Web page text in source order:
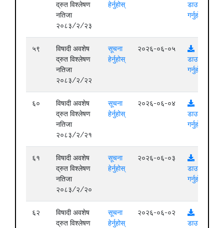
द्रुत विश्लेषण
नतिजा
२०८३/२/२३
हेर्नुहोस्
डाउनलोड
गर्नुहोस्
५९
विषादी अवशेष
द्रुत विश्लेषण
नतिजा
२०८३/२/२२
सूचना
हेर्नुहोस्
२०२६-०६-०५
डाउनलोड
गर्नुहोस्
६०
विषादी अवशेष
द्रुत विश्लेषण
नतिजा
२०८३/२/२१
सूचना
हेर्नुहोस्
२०२६-०६-०४
डाउनलोड
गर्नुहोस्
६१
विषादी अवशेष
द्रुत विश्लेषण
नतिजा
२०८३/२/२०
सूचना
हेर्नुहोस्
२०२६-०६-०३
डाउनलोड
गर्नुहोस्
६२
विषादी अवशेष
द्रुत विश्लेषण
सूचना
हेर्नुहोस्
२०२६-०६-०२
डाउनलोड